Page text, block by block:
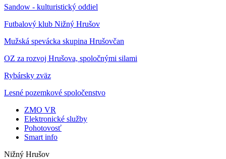
Sandow - kulturistický oddiel
Futbalový klub Nižný Hrušov
Mužská spevácka skupina Hrušovčan
OZ za rozvoj Hrušova, spoločnými silami
Rybársky zväz
Lesné pozemkové spoločenstvo
ZMO VR
Elektronické služby
Pohotovosť
Smart info
Nižný Hrušov